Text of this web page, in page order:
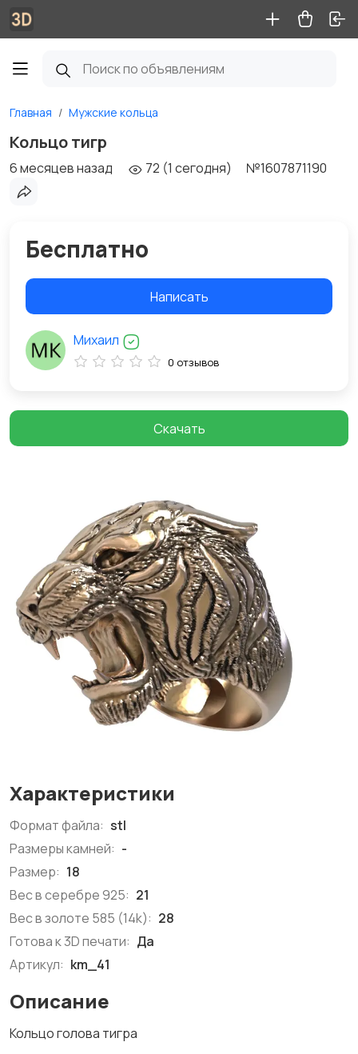
Главная Мужские кольца
Кольцо тигр
6 месяцев назад 72 (1 сегодня) №1607871190
Характеристики
Формат файла: stl
Размеры камней: -
Размер: 18
Вес в серебре 925: 21
Вес в золоте 585 (14k): 28
Готова к 3D печати: Да
Артикул: km_41
Описание
Кольцо голова тигра
Бесплатно
Написать
Михаил
0 отзывов
Скачать